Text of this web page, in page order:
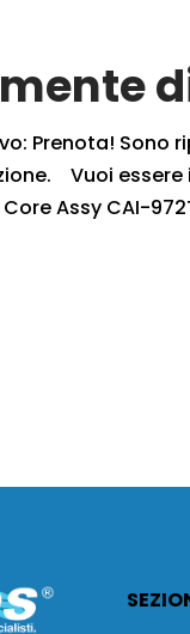
Prenota!
Vuoi essere
Assy CAI-